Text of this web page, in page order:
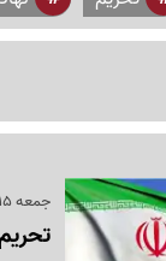
جمعه 1405/03/15 ساعت 19:50